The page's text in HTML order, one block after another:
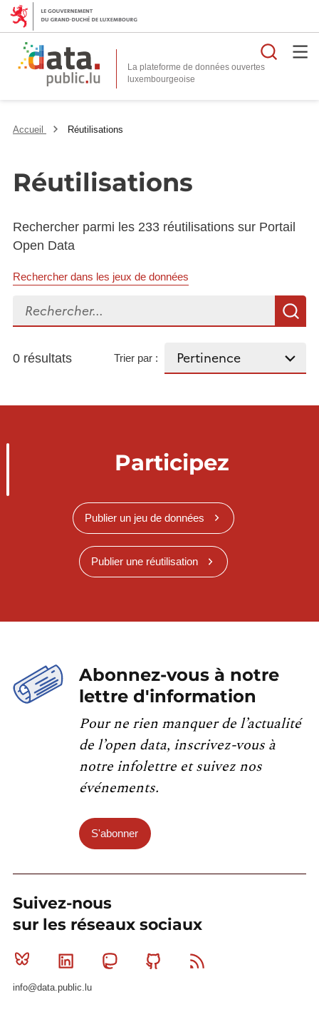
La plateforme de données ouvertes
Accueil Réutilisations
Réutilisations
Rechercher parmi les 233 réutilisations sur Portail
Open Data
Rechercher dans les jeux de données
Rechercher...
0 résultats Trier par :
Participez
Publier un jeu de données
Publier une réutilisation
Abonnez-vous à notre
lettre d'information
Pour ne rien manquer de l’actualité
de l’open data, inscrivez-vous à
notre infolettre et suivez nos
événements.
S'abonner
Suivez-nous
sur les réseaux sociaux
Bluesky Linkedin MastodonGithub
info@data.public.lu